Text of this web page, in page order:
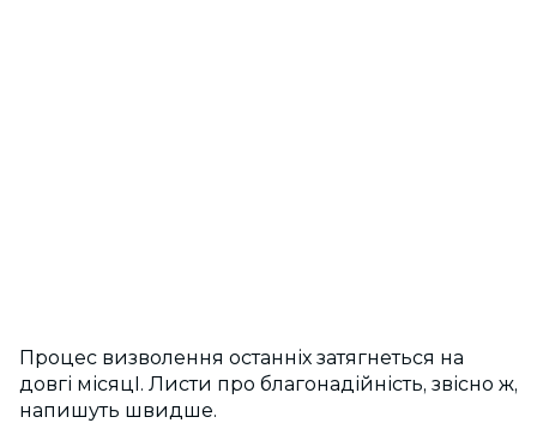
Процес визволення останніх затягнеться на
довгі місяцІ. Листи про благонадійність, звісно ж,
напишуть швидше.